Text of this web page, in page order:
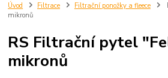
Úvod Filtrace Filtrační ponožky a fleece
mikronů
RS Filtrační pytel
mikronů